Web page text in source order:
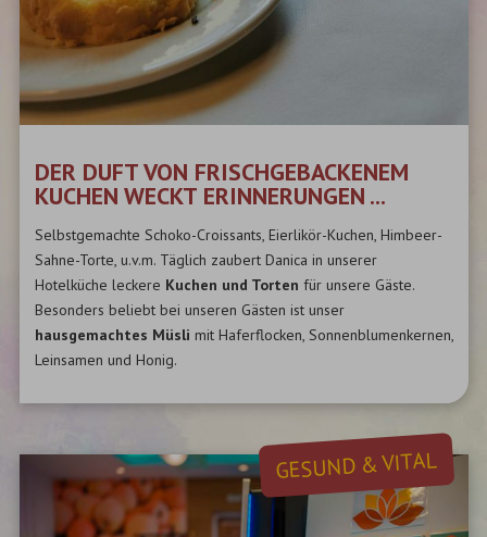
DER DUFT VON FRISCHGEBACKENEM
KUCHEN WECKT ERINNERUNGEN ...
Selbstgemachte Schoko-Croissants, Eierlikör-Kuchen, Himbeer-
Sahne-Torte, u.v.m. Täglich zaubert Danica in unserer
Hotelküche leckere Kuchen und Torten für unsere Gäste.
Besonders beliebt bei unseren Gästen ist unser
hausgemachtes Müsli mit Haferflocken, Sonnenblumenkernen,
Leinsamen und Honig.
GESUND & VITAL